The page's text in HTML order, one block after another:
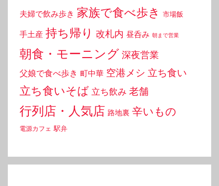
夫婦で飲み歩き 家族で食べ歩き 市場飯
手土産 持ち帰り 改札内 昼呑み 朝まで営業
朝食・モーニング 深夜営業
父娘で食べ歩き 町中華 空港メシ 立ち食い
立ち食いそば 立ち飲み 老舗
行列店・人気店 路地裏 辛いもの
電源カフェ 駅弁